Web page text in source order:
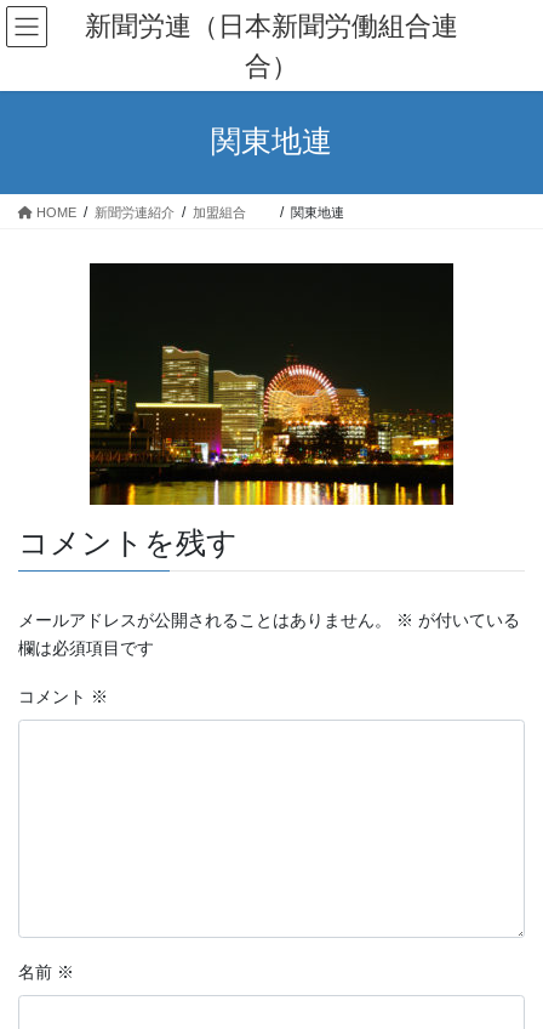
コ
ン
ン
ナ
ビ
ー
新聞労連（日本新聞労働組合連
合）
関東地連
HOME 新聞労連紹介 加盟組合 関東地連
コメントを残す
メールアドレスが公開されることはありません。 ※ が付いている
欄は必須項目です
コメント ※
名前 ※